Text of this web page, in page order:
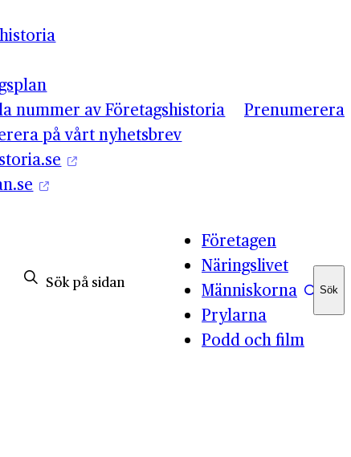
nummer av Företagshistoria
på vårt nyhetsbrev
Prenumerera
Företagen
Näringslivet
Människorna
Prylarna
Podd och film
Sök
Sök